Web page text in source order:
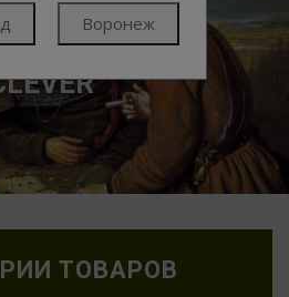
Воронеж
ПАТРОНЫ ГЛАДКИЕ
ТОВАРОВ